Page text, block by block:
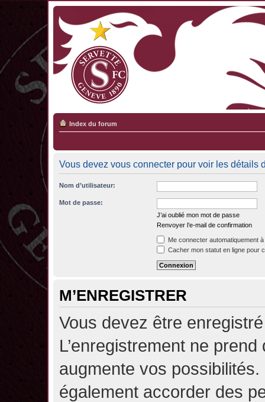
Index du forum
Vous devez vous connecter pour voir les détails
Nom d’utilisateur:
Mot de passe:
J’ai oublié mon mot de passe
Renvoyer l’e-mail de confirmation
Me connecter automatiquement
Cacher mon statut en ligne pour
M’ENREGISTRER
Vous devez être
L’enregistrement ne
augmente vos possibilités.
également accorder des